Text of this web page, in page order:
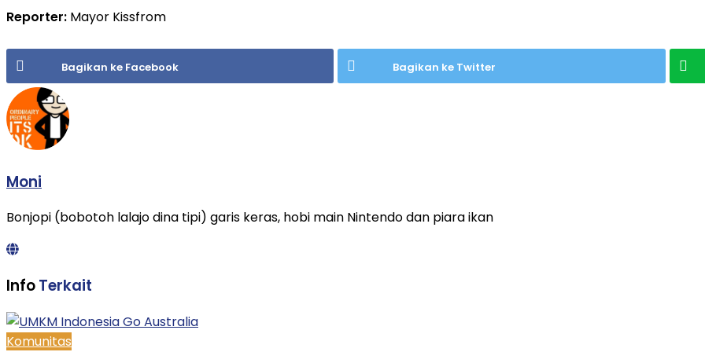
Reporter: Mayor Kissfrom
Bagikan ke Facebook Bagikan ke Twitter
Moni
Bonjopi (bobotoh lalajo dina tipi) garis keras, hobi main Nintendo dan piara ikan
InfoTerkait
Komunitas